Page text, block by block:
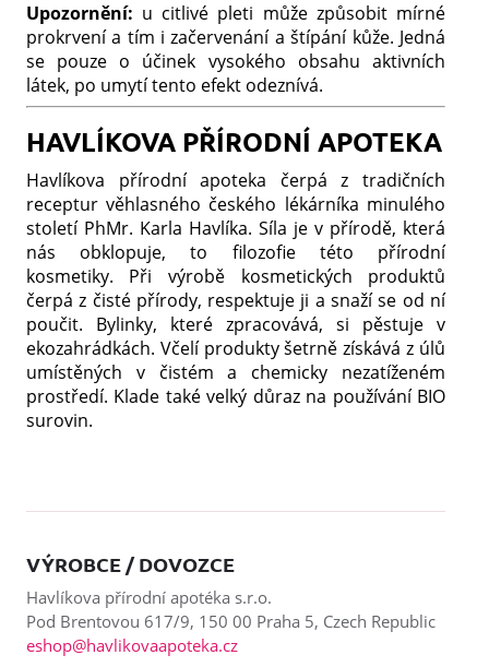
Upozornění: u citlivé pleti může způsobit mírné
prokrvení a tím i začervenání a štípání kůže. Jedná
se pouze o účinek vysokého obsahu aktivních
látek, po umytí tento efekt odeznívá.
HAVLÍKOVA PŘÍRODNÍ APOTEKA
Havlíkova přírodní apoteka čerpá z tradičních
receptur věhlasného českého lékárníka minulého
století PhMr. Karla Havlíka. Síla je v přírodě, která
nás obklopuje, to filozofie této přírodní
kosmetiky. Při výrobě kosmetických produktů
čerpá z čisté přírody, respektuje ji a snaží se od ní
poučit. Bylinky, které zpracovává, si pěstuje v
ekozahrádkách. Včelí produkty šetrně získává z úlů
umístěných v čistém a chemicky nezatíženém
prostředí. Klade také velký důraz na používání BIO
surovin.
VÝROBCE / DOVOZCE
Havlíkova přírodní apotéka s.r.o.
Pod Brentovou 617/9, 150 00 Praha 5, Czech Republic
eshop@havlikovaapoteka.cz